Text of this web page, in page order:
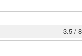
3.5 / 8